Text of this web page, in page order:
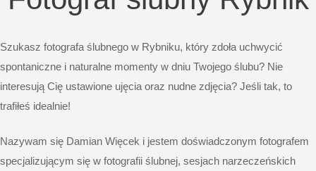
Szukasz fotografa ślubnego w Rybniku, który zdoła uchwycić
spontaniczne i naturalne momenty w dniu Twojego ślubu? Nie
interesują Cię ustawione ujęcia oraz nudne zdjęcia? Jeśli tak, to
trafiłeś idealnie!
Nazywam się Damian Więcek i jestem doświadczonym fotografem
specjalizującym się w fotografii ślubnej, sesjach narzeczeńskich